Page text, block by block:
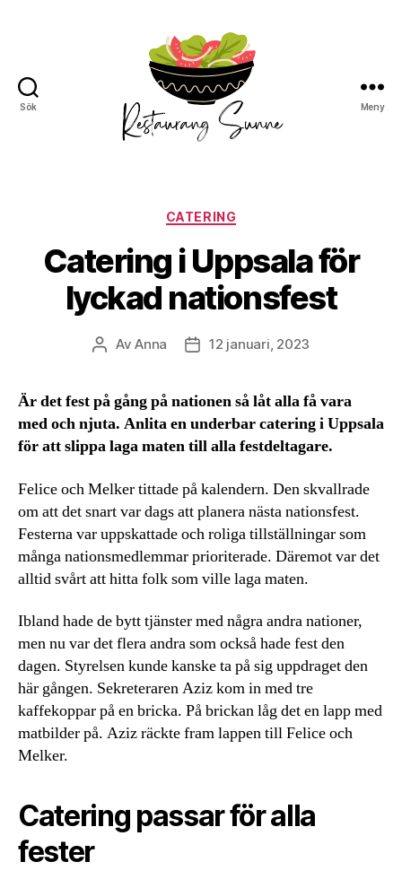
Sök Meny
Kategorier
CATERING
Catering i Uppsala för
lyckad nationsfest
Inläggsförfattare
AvAnna Inläggsdatum
12 januari, 2023
Är det fest på gång på nationen så låt alla få vara
med och njuta. Anlita en underbar catering i Uppsala
för att slippa laga maten till alla festdeltagare.
Felice och Melker tittade på kalendern. Den skvallrade
om att det snart var dags att planera nästa nationsfest.
Festerna var uppskattade och roliga tillställningar som
många nationsmedlemmar prioriterade. Däremot var det
alltid svårt att hitta folk som ville laga maten.
Ibland hade de bytt tjänster med några andra nationer,
men nu var det flera andra som också hade fest den
dagen. Styrelsen kunde kanske ta på sig uppdraget den
här gången. Sekreteraren Aziz kom in med tre
kaffekoppar på en bricka. På brickan låg det en lapp med
matbilder på. Aziz räckte fram lappen till Felice och
Melker.
Catering passar för alla
fester